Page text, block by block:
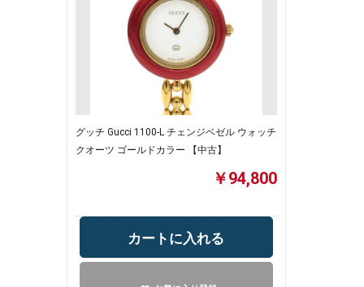
グッチ Gucci 1100-L チェンジベゼル ウォッチ
クオーツ ゴールドカラー 【中古】
￥94,800
カートに入れる